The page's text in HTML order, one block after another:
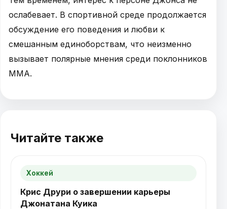
ослабевает. В спортивной среде продолжается
обсуждение его поведения и любви к
смешанным единоборствам, что неизменно
вызывает полярные мнения среди поклонников
MMA.
Читайте также
Хоккей
Крис Друри о завершении карьеры
Джонатана Куика